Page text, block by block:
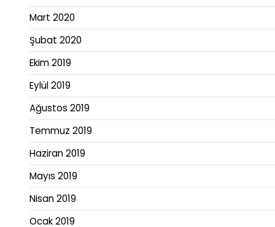
Mart 2020
Şubat 2020
Ekim 2019
Eylül 2019
Ağustos 2019
Temmuz 2019
Haziran 2019
Mayıs 2019
Nisan 2019
Ocak 2019